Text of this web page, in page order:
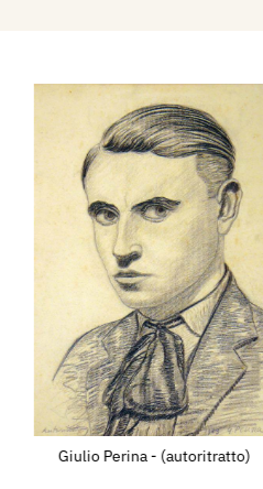
Giulio Perina - (autoritratto)